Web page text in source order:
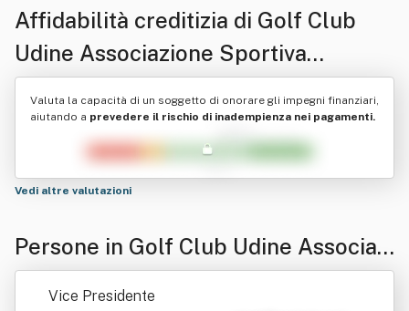
Affidabilità creditizia di Golf Club
Udine Associazione Sportiva
Dilettantistica
Valuta la capacità di un soggetto di onorare gli impegni finanziari,
aiutando a prevedere il rischio di inadempienza nei pagamenti.
Vedi altre valutazioni
Persone in Golf Club Udine Associazi
one Sportiva Dilettantistica
Vice Presidente